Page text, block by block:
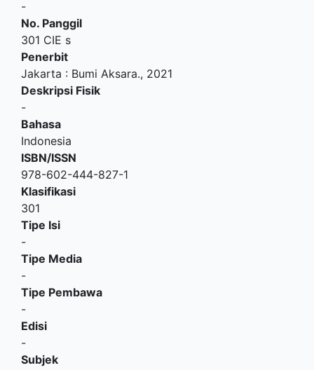
-
No. Panggil
301 CIE s
Penerbit
Jakarta : Bumi Aksara., 2021
Deskripsi Fisik
-
Bahasa
Indonesia
ISBN/ISSN
978-602-444-827-1
Klasifikasi
301
Tipe Isi
-
Tipe Media
-
Tipe Pembawa
-
Edisi
-
Subjek